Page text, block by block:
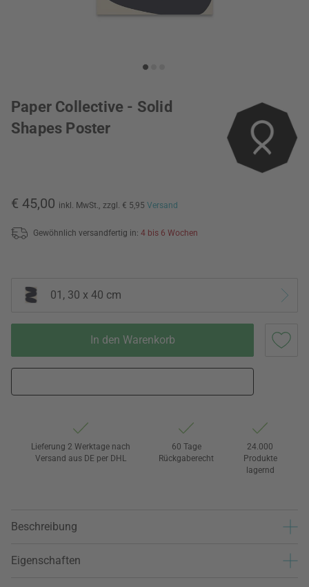
Paper Collective - Solid
Shapes Poster
€ 45,00 inkl. MwSt., zzgl. € 5,95 Versand
Gewöhnlich versandfertig in: 4 bis 6 Wochen
01, 30 x 40 cm
In den Warenkorb
Lieferung 2 Werktage nach
Versand aus DE per DHL
60 Tage
Rückgaberecht
24.000
Produkte
lagernd
Beschreibung
Eigenschaften